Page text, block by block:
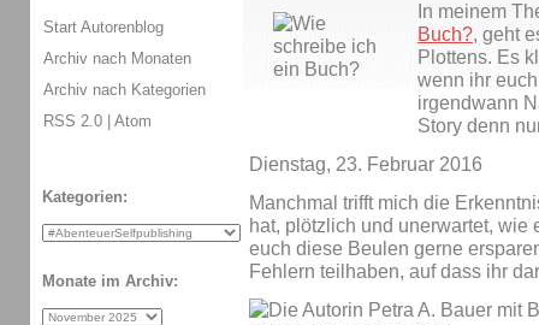
In meinem
Buch?, geht
Plottens. Es
wenn ihr
irgendwann
Story denn
Dienstag, 23. Februar 2016
Manchmal trifft mich die
hat, plötzlich und unerwartet,
euch diese Beulen gerne
Fehlern teilhaben, auf dass ihr
Start Autorenblog
Archiv nach Monaten
Archiv nach Kategorien
RSS 2.0 | Atom
Kategorien:
Monate im Archiv: